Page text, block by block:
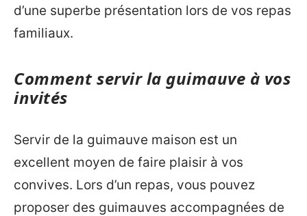
d’une superbe présentation lors de vos repas
familiaux.
Comment servir la guimauve à vos
invités
Servir de la guimauve maison est un
excellent moyen de faire plaisir à vos
convives. Lors d’un repas, vous pouvez
proposer des guimauves accompagnées de